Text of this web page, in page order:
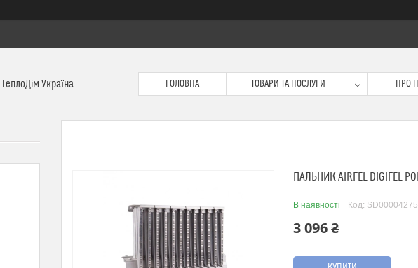
ТеплоДім Україна ГОЛОВНА ТОВАРИ ТА ПОСЛУГИ ПРО
ПАЛЬНИК AIRFEL DIGIFEL
В наявності Код: SD00004275
3 096 ₴